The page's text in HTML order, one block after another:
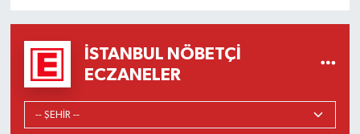
İSTANBUL NÖBETÇI
ECZANELER